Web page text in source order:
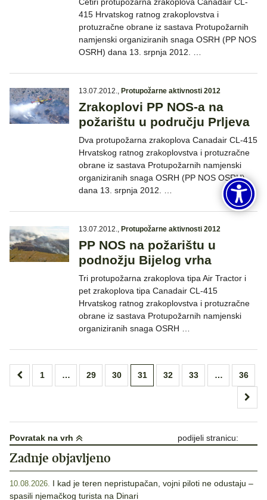
Četiri protupožarna zrakoplova Canadair CL-
415 Hrvatskog ratnog zrakoplovstva i
protuzračne obrane iz sastava Protupožarnih
namjenski organiziranih snaga OSRH (PP NOS
OSRH) dana 13. srpnja 2012. …
13.07.2012., Protupožarne aktivnosti 2012
Zrakoplovi PP NOS-a na
požarištu u području Prljeva
Dva protupožarna zrakoplova Canadair CL-415
Hrvatskog ratnog zrakoplovstva i protuzračne
obrane iz sastava Protupožarnih namjenski
organiziranih snaga OSRH (PP NOS OSRH)
dana 13. srpnja 2012. …
13.07.2012., Protupožarne aktivnosti 2012
PP NOS na požarištu u
podnožju Bijelog vrha
Tri protupožarna zrakoplova tipa Air Tractor i
pet zrakoplova tipa Canadair CL-415
Hrvatskog ratnog zrakoplovstva i protuzračne
obrane iz sastava Protupožarnih namjenski
organiziranih snaga OSRH …
Brojevi
1 … 29 30 31 32 33 … 36
Povratak na vrh podijeli stranicu:
Zadnje objavljeno
10.08.2026. I kad je teren nepristupačan, vojni piloti ne odustaju –
spasili njemačkog turista na Dinari